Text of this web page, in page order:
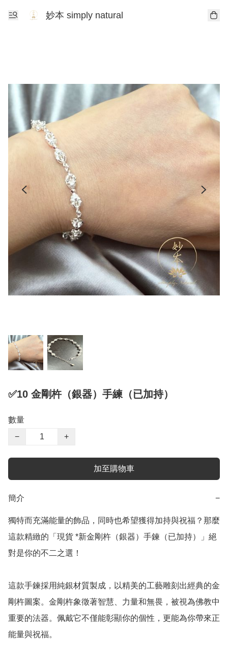
妙本 simply natural
✅10 金剛杵（銀器）手練（已加持）
數量
−
+
加至購物車
簡介 −
獨特而充滿能量的飾品，同時也希望獲得加持與祝福？那麼
這款精緻的「現貨 *新金剛杵（銀器）手鍊（已加持）」絕
對是你的不二之選！
這款手鍊採用純銀材質製成，以精美的工藝雕刻出經典的金
剛杵圖案。金剛杵象徵著智慧、力量和無畏，被視為佛教中
重要的法器。佩戴它不僅能彰顯你的個性，更能為你帶來正
能量與祝福。